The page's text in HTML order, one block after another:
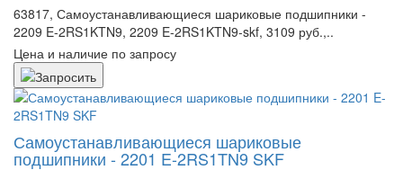
63817, Самоустанавливающиеся шариковые подшипники -
2209 E-2RS1KTN9, 2209 E-2RS1KTN9-skf, 3109 руб.,..
Цена и наличие по запросу
Самоустанавливающиеся шариковые
подшипники - 2201 E-2RS1TN9 SKF